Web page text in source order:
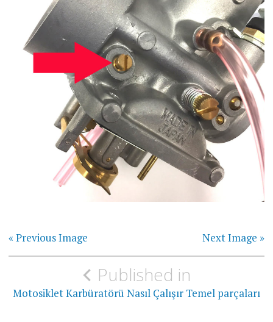
« Previous Image Next Image »
Yazı
gezinmesiPublished in
Motosiklet Karbüratörü Nasıl Çalışır Temel parçaları